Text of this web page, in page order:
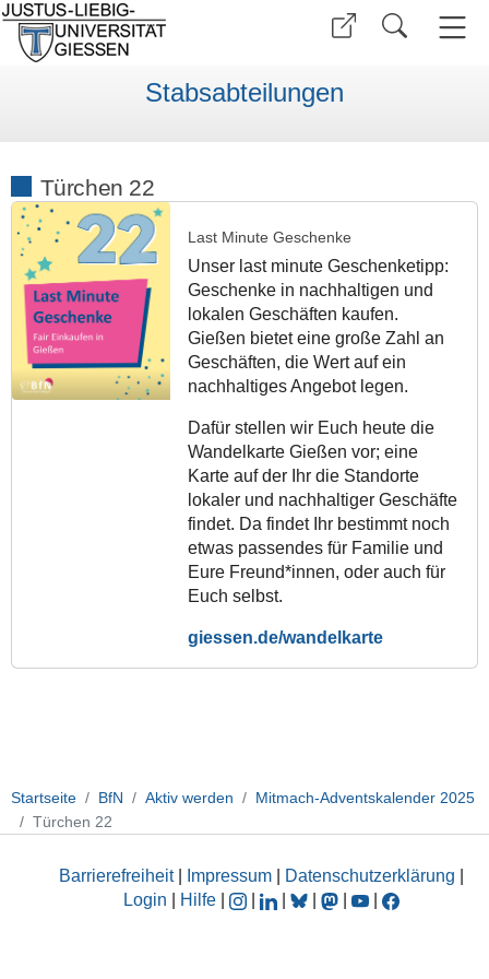
Stabsabteilungen
Türchen 22
Last Minute Geschenke
Unser last minute Geschenketipp:
Geschenke in nachhaltigen und
lokalen Geschäften kaufen.
Gießen bietet eine große Zahl an
Geschäften, die Wert auf ein
nachhaltiges Angebot legen.
Dafür stellen wir Euch heute die
Wandelkarte Gießen vor; eine
Karte auf der Ihr die Standorte
lokaler und nachhaltiger Geschäfte
findet. Da findet Ihr bestimmt noch
etwas passendes für Familie und
Eure Freund*innen, oder auch für
Euch selbst.
giessen.de/wandelkarte
Startseite BfN Aktiv werden
Mitmach-Adventskalender 2025
Türchen 22
Barrierefreiheit| Impressum Datenschutzerklärung
Login
Hilfe